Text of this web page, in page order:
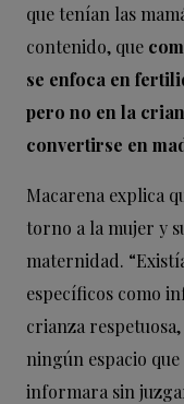
que tenían las
contenido, que
se enfoca en
pero no en la
convertirse en
Macarena explica
torno a la mujer y
maternidad.
específicos como
crianza
ningún espacio
informara sin